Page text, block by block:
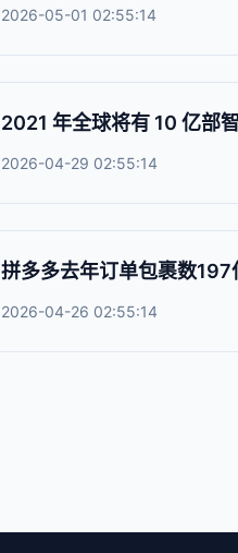
2026-05-01 02:55:14
2021 年全球将有 10 亿部
2026-04-29 02:55:14
拼多多去年订单包裹数197
2026-04-26 02:55:14